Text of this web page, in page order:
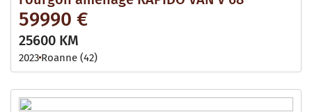
59990 €
25600 KM
2023 Roanne (42)